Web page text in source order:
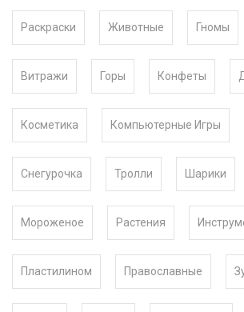
Раскраски Животные Гномы
Витражи Горы Конфеты
Косметика Компьютерные Игры
Снегурочка Тролли Шарики
Мороженое Растения
Пластилином Православные